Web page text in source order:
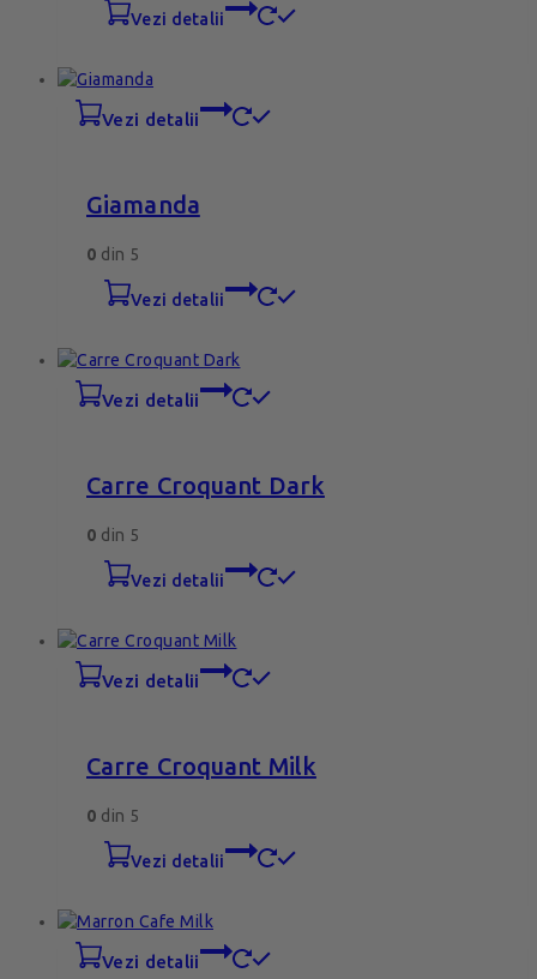
vezi detalii
vezi detalii
Giamanda
0 din 5
vezi detalii
vezi detalii
Carre Croquant Dark
0 din 5
vezi detalii
vezi detalii
Carre Croquant Milk
0 din 5
vezi detalii
vezi detalii